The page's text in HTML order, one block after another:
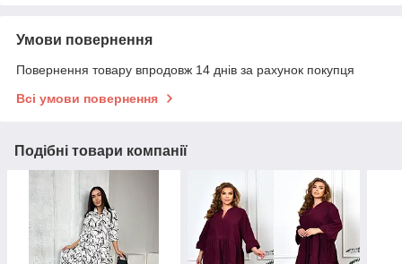
Умови повернення
Повернення товару впродовж 14 днів за рахунок покупця
Всі умови повернення
Подібні товари компанії